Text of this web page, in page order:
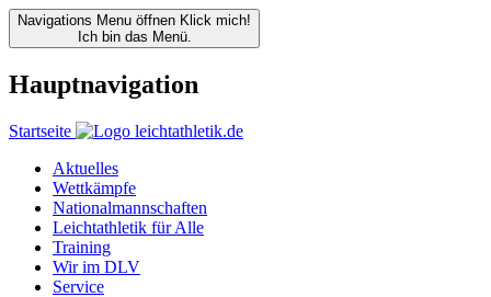
Navigations Menu öffnen Klick mich!
Ich bin das Menü.
Hauptnavigation
Startseite
Aktuelles
Wettkämpfe
Nationalmannschaften
Leichtathletik für Alle
Training
Wir im DLV
Service